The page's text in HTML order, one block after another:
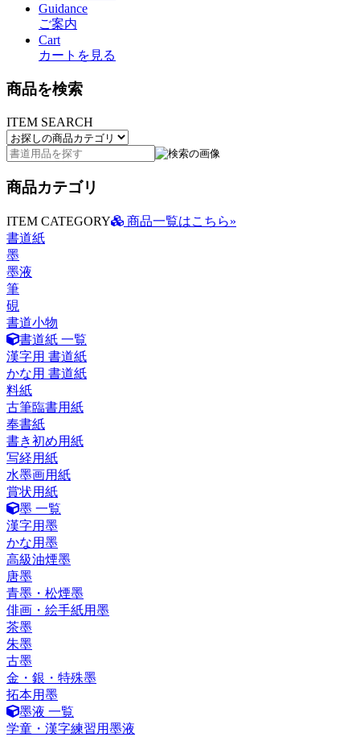
Guidance
ご案内
Cart
カートを見る
商品を検索
ITEM SEARCH
商品カテゴリ
ITEM CATEGORY
商品一覧はこちら»
書道紙
墨
墨液
筆
硯
書道小物
書道紙 一覧
漢字用 書道紙
かな用 書道紙
料紙
古筆臨書用紙
奉書紙
書き初め用紙
写経用紙
水墨画用紙
賞状用紙
墨 一覧
漢字用墨
かな用墨
高級油煙墨
唐墨
青墨・松煙墨
俳画・絵手紙用墨
茶墨
朱墨
古墨
金・銀・特殊墨
拓本用墨
墨液 一覧
学童・漢字練習用墨液